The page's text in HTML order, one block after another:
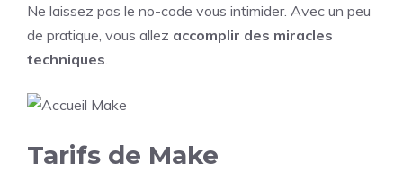
Ne laissez pas le no-code vous intimider. Avec un peu
de pratique, vous allez accomplir des miracles
techniques
Tarifs de Make